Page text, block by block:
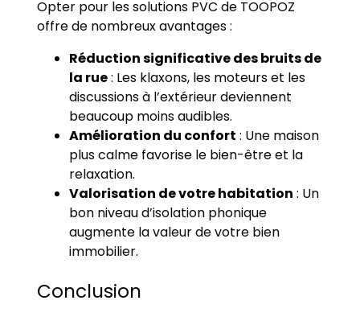
Opter pour les solutions PVC de TOOPOZ
offre de nombreux avantages :
Réduction significative des bruits de
la rue: Les klaxons, les moteurs et les
discussions à l’extérieur deviennent
beaucoup moins audibles.
Amélioration du confort : Une maison
plus calme favorise le bien-être et la
relaxation.
Valorisation de votre habitation : Un
bon niveau d’isolation phonique
augmente la valeur de votre bien
immobilier.
Conclusion